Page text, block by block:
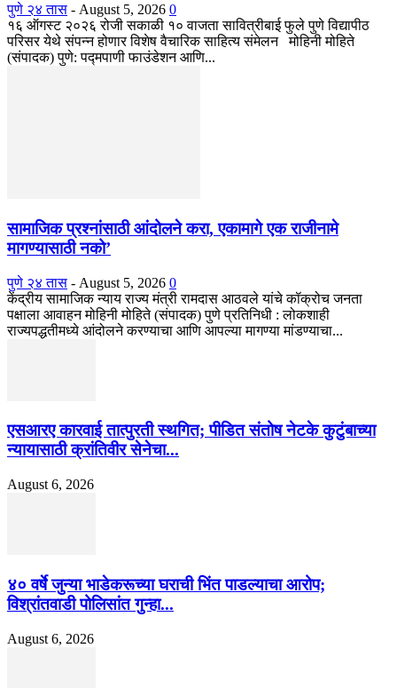
पुणे २४ तास - August 5, 2026 0
१६ ऑगस्ट २०२६ रोजी सकाळी १० वाजता सावित्रीबाई फुले पुणे विद्यापीठ
परिसर येथे संपन्न होणार विशेष वैचारिक साहित्य संमेलन मोहिनी मोहिते
(संपादक) पुणे: पद्मपाणी फाउंडेशन आणि...
सामाजिक प्रश्नांसाठी आंदोलने करा, एकामागे एक राजीनामे
मागण्यासाठी नको’
पुणे २४ तास - August 5, 2026 0
केंद्रीय सामाजिक न्याय राज्य मंत्री रामदास आठवले यांचे कॉक्रोच जनता
पक्षाला आवाहन मोहिनी मोहिते (संपादक) पुणे प्रतिनिधी : लोकशाही
राज्यपद्धतीमध्ये आंदोलने करण्याचा आणि आपल्या मागण्या मांडण्याचा...
एसआरए कारवाई तात्पुरती स्थगित; पीडित संतोष नेटके कुटुंबाच्या
न्यायासाठी क्रांतिवीर सेनेचा...
August 6, 2026
४० वर्षे जुन्या भाडेकरूच्या घराची भिंत पाडल्याचा आरोप;
विश्रांतवाडी पोलिसांत गुन्हा...
August 6, 2026